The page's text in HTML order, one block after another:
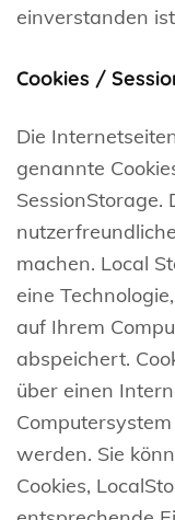
einverstanden
Cookies /
Die
genannte
SessionStorage.
machen. Local
eine
auf Ihrem
abspeichert.
über einen
werden. Sie
Cookies,